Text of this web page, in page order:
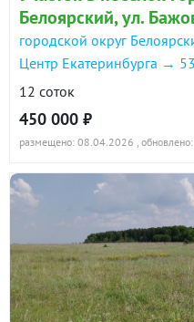
Белоярский, ул.
городской округ
Центр Екатеринбурга →
12 соток
450 000 ₽
размещено: 08.04.2026 ,